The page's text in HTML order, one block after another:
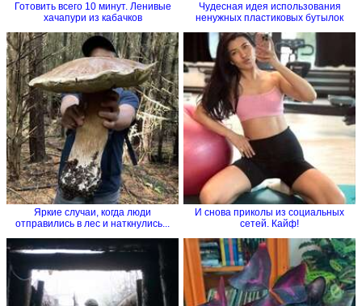
Готовить всего 10 минут. Ленивые
хачапури из кабачков
Чудесная идея использования
ненужных пластиковых бутылок
Яркие случаи, когда люди
отправились в лес и наткнулись...
И снова приколы из социальных
сетей. Кайф!